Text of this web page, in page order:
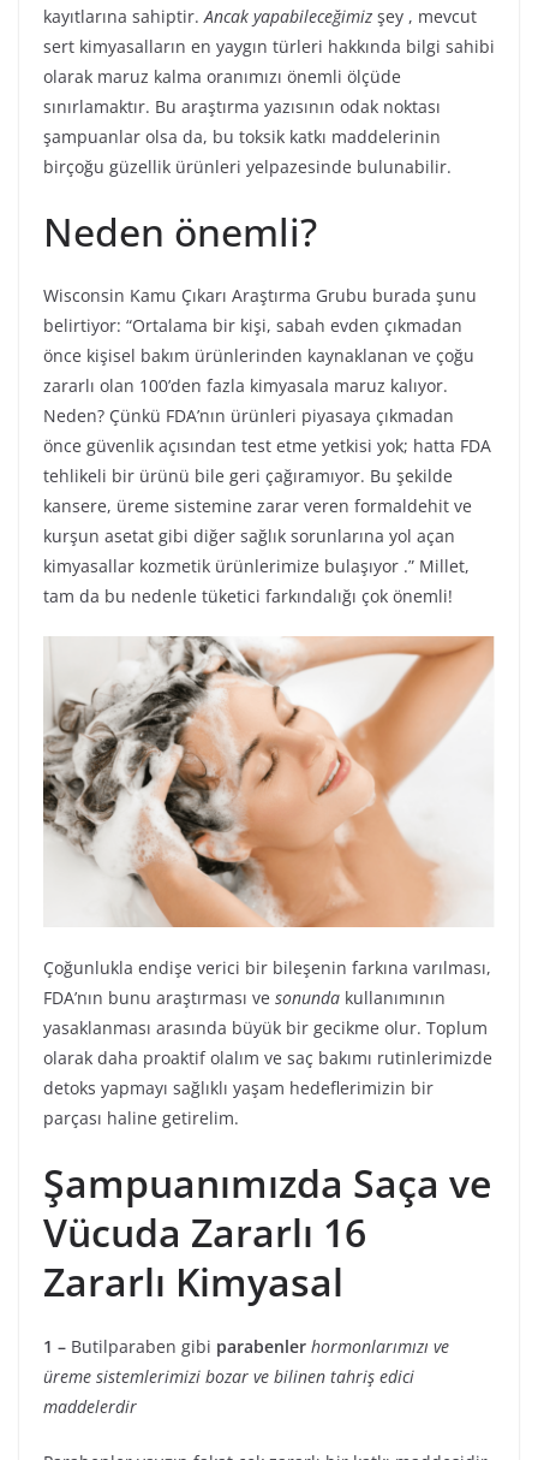
kayıtlarına sahiptir.Ancak yapabileceğimiz şey , mevcut
sert kimyasalların en yaygın türleri hakkında bilgi sahibi
olarak maruz kalma oranımızı önemli ölçüde
sınırlamaktır. Bu araştırma yazısının odak noktası
şampuanlar olsa da, bu toksik katkı maddelerinin
birçoğu güzellik ürünleri yelpazesinde bulunabilir.
Neden önemli?
Wisconsin Kamu Çıkarı Araştırma Grubu burada şunu
belirtiyor: “Ortalama bir kişi, sabah evden çıkmadan
önce kişisel bakım ürünlerinden kaynaklanan ve çoğu
zararlı olan 100’den fazla kimyasala maruz kalıyor.
Neden? Çünkü FDA’nın ürünleri piyasaya çıkmadan
önce güvenlik açısından test etme yetkisi yok; hatta FDA
tehlikeli bir ürünü bile geri çağıramıyor. Bu şekilde
kansere, üreme sistemine zarar veren formaldehit ve
kurşun asetat gibi diğer sağlık sorunlarına yol açan
kimyasallar kozmetik ürünlerimize bulaşıyor .” Millet,
tam da bu nedenle tüketici farkındalığı çok önemli!
Çoğunlukla endişe verici bir bileşenin farkına varılması,
FDA’nın bunu araştırması ve sonunda kullanımının
yasaklanması arasında büyük bir gecikme olur. Toplum
olarak daha proaktif olalım ve saç bakımı rutinlerimizde
detoks yapmayı sağlıklı yaşam hedeflerimizin bir
parçası haline getirelim.
Şampuanımızda Saça ve
Vücuda Zararlı 16
Zararlı Kimyasal
1 – Butilparaben gibi parabenler hormonlarımızı ve
üreme sistemlerimizi bozar ve bilinen tahriş edici
maddelerdir